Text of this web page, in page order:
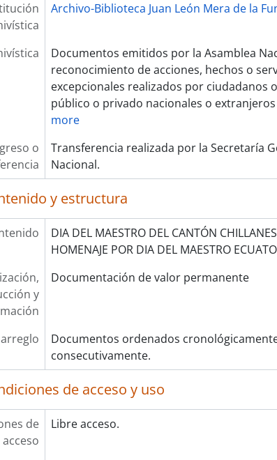
Archivo-Biblioteca Juan León Mera de la
Documentos emitidos por la Asamblea
reconocimiento de acciones, hechos o
excepcionales realizados por ciudadanos
público o privado nacionales o
more
o
Transferencia realizada por la Secretaría
Nacional.
y estructura
DIA DEL MAESTRO DEL CANTÓN
HOMENAJE POR DIA DEL MAESTRO
y
Documentación de valor permanente
Documentos ordenados
consecutivamente.
de acceso y uso
de
acceso
Libre acceso.